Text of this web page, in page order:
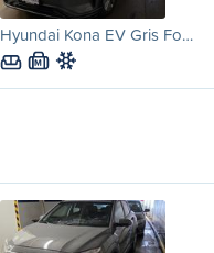
Hyundai Kona EV Gris Fo…
M